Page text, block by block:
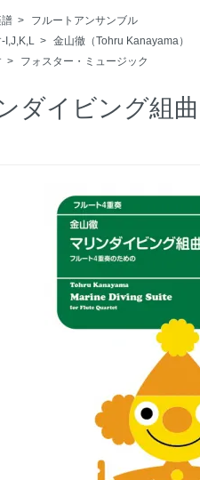
>
フルートアンサンブル
I,J,K,L > 金山徹（Tohru Kanayama）
> フォスター・ミュージック
ダイビング組